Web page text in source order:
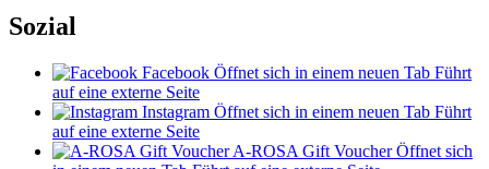
Sozial
Facebook Öffnet sich in einem neuen Tab Führt
auf eine externe Seite
Instagram Öffnet sich in einem neuen Tab Führt
auf eine externe Seite
A-ROSA Gift Voucher Öffnet sich